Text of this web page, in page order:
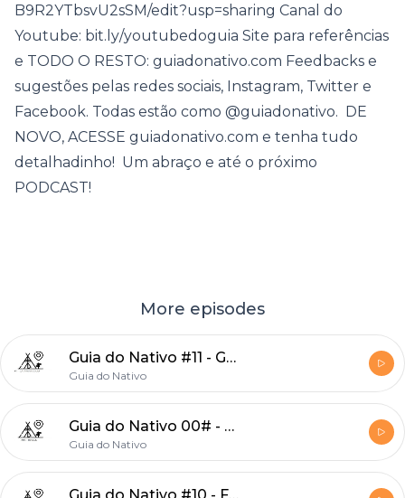
B9R2YTbsvU2sSM/edit?usp=sharing Canal do
Youtube: bit.ly/youtubedoguia Site para referências
e TODO O RESTO: guiadonativo.com Feedbacks e
sugestões pelas redes sociais, Instagram, Twitter e
Facebook. Todas estão como @guiadonativo. DE
NOVO, ACESSE guiadonativo.com e tenha tudo
detalhadinho! Um abraço e até o próximo
PODCAST!
More episodes
Guia do Nativo #11 - Gocta
Guia do Nativo
Guia do Nativo 00# - Trailer
Guia do Nativo